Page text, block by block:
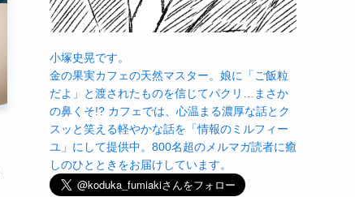
小塚史晃です。
金の果実カフェの天然マスター。娘に「ご飯粒
だよ」と渡されたものを信じてパクリ…まさか
の鼻くそ!? カフェでは、心温まる濃厚な話とク
スッと笑える軽やかな話を「情報のミルフィー
ユ」にして提供中。800名超のメルマガ読者に癒
しのひとときをお届けしています。